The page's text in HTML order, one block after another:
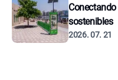
sostenibles
2026. 07. 21